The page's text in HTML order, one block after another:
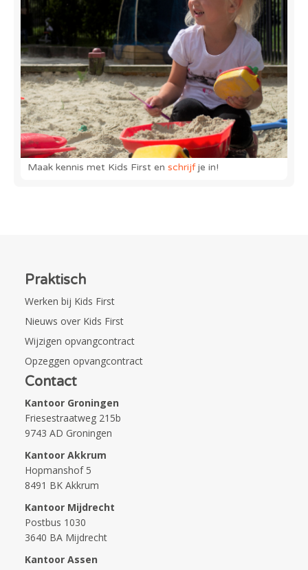
Maak kennis met Kids First en schrijfje in!
Praktisch
Werken bij Kids First
Nieuws over Kids First
Wijzigen opvangcontract
Opzeggen opvangcontract
Contact
Kantoor Groningen
Friesestraatweg 215b
9743 AD Groningen
Kantoor Akkrum
Hopmanshof 5
8491 BK Akkrum
Kantoor Mijdrecht
Postbus 1030
3640 BA Mijdrecht
Kantoor Assen